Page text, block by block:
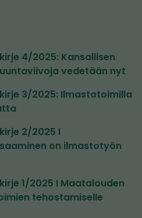
4/2025: Kansallisen
vedetään nyt
3/2025: Ilmastotoimilla
2/2025 I
on ilmastotyön
1/2025 I Maatalouden
tehostamiselle